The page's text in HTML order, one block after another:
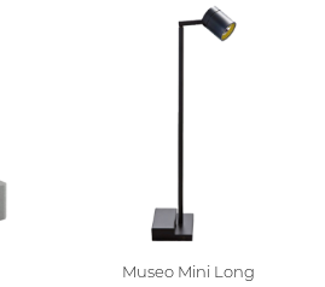
Museo Mini Long